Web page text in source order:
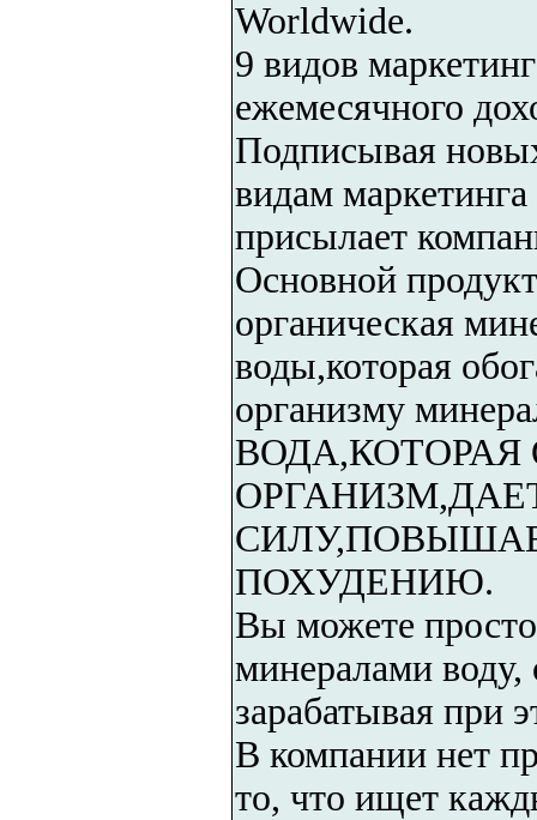
Worldwide.
9 видов
ежемесячного
Подписывая
видам
присылает
Основной
органическая
воды,которая
организму
ПОХУДЕНИЮ.
Вы можете
минералами воду,
зарабатывая при
В компании нет
то, что ищет